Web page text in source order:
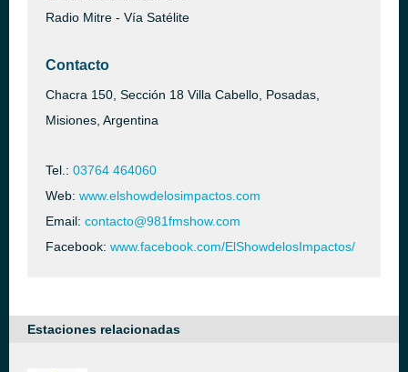
Radio Mitre - Vía Satélite
Contacto
Chacra 150, Sección 18 Villa Cabello, Posadas,
Misiones, Argentina
Tel.: 03764 464060
Web: www.elshowdelosimpactos.com
Email: contacto@981fmshow.com
Facebook: www.facebook.com/ElShowdelosImpactos/
Estaciones relacionadas